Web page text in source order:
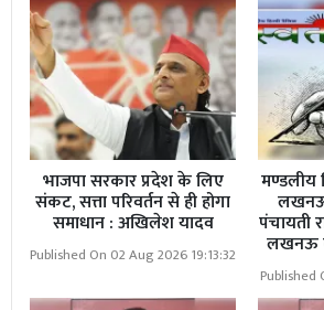
संगठन अत्यंत आवश्यक है।
उन्होंने कहा कि हमें अपने हृदय में अक्षय
होगी, तभी हमें सफलता मिलेगी और
सिंहासन पर अधिष्ठित हो सकेंगी। पथ
कॉन्वेंट स्कूल, करमा से शुरू हुआ और करमा
हुए वापस राज कॉन्वेंट स्कूल पर ही समाप्त
इस अवसर पर सोनभद्र नगर प्रचारक हरेंद्र
खंड संपर्क प्रमुख भूपेंद्र , खंड प्रचार प्रमुख
जितेंद्र , विचार परिवार से आशुतोष सिंह अंकुर
भाजपा सरकार प्रदेश के लिए
संकट, सत्ता परिवर्तन से ही होगा
समाधान : अखिलेश यादव
Published On 02 Aug 2026 19:13:32
मण्डलीय
लखनऊ
पंचायती
लखनऊ
Published